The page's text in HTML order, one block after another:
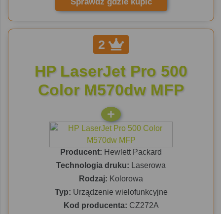
2
HP LaserJet Pro 500
Color M570dw MFP
Producent: Hewlett Packard
Technologia druku: Laserowa
Rodzaj: Kolorowa
Typ: Urządzenie wielofunkcyjne
Kod producenta: CZ272A